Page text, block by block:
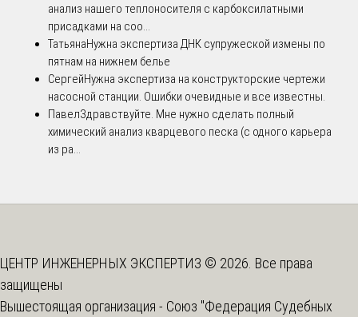
анализ нашего теплоносителя с карбоксилатными
присадками на соо...
ТатьянаНужна экспертиза ДНК супружеской измены по
пятнам на нижнем белье
СергейНужна экспертиза на конструкторские чертежи
насосной станции. Ошибки очевидные и все известны.
ПавелЗдравствуйте. Мне нужно сделать полный
химический анализ кварцевого песка (с одного карьера
из ра...
ЦЕНТР ИНЖЕНЕРНЫХ ЭКСПЕРТИЗ © 2026. Все права
защищены
Вышестоящая организация - Союз "Федерация Судебных